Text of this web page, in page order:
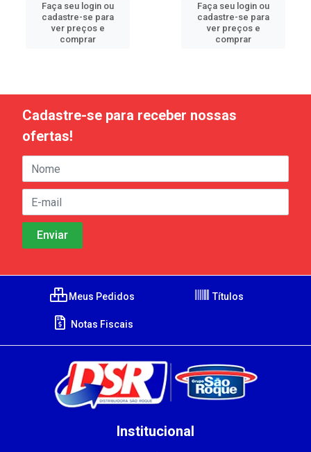
Faça seu login ou
cadastre-se para
ver preços e
comprar
Faça seu login ou
cadastre-se para
ver preços e
comprar
Cadastre-se para receber nossas
ofertas!
Meus Pedidos Títulos
Notas Fiscais
Institucional